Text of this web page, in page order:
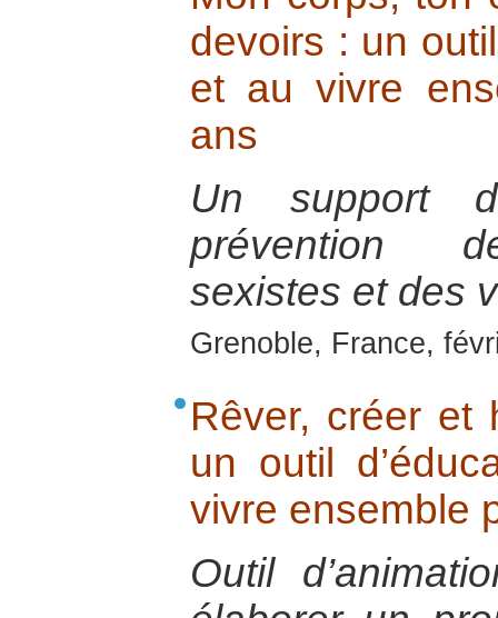
devoirs : un
et au vivre
ans
Un support
prévention
sexistes et des
Grenoble, France,
Rêver, créer et
un outil
vivre ensemble
Outil